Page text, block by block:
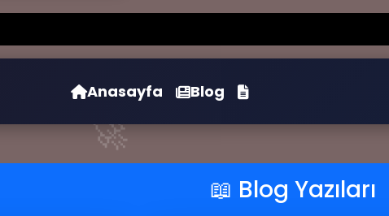
🚀
Anasayfa Blog
📖 Blog Yazıları